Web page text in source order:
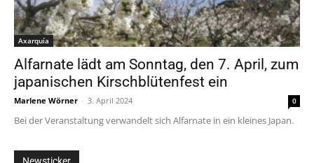
Axarquía
Alfarnate lädt am Sonntag, den 7. April, zum
japanischen Kirschblütenfest ein
Marlene Wörner - 3. April 2024 0
Bei der Veranstaltung verwandelt sich Alfarnate in ein kleines Japan.